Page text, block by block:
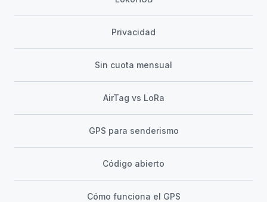
Privacidad
Sin cuota mensual
AirTag vs LoRa
GPS para senderismo
Código abierto
Cómo funciona el GPS